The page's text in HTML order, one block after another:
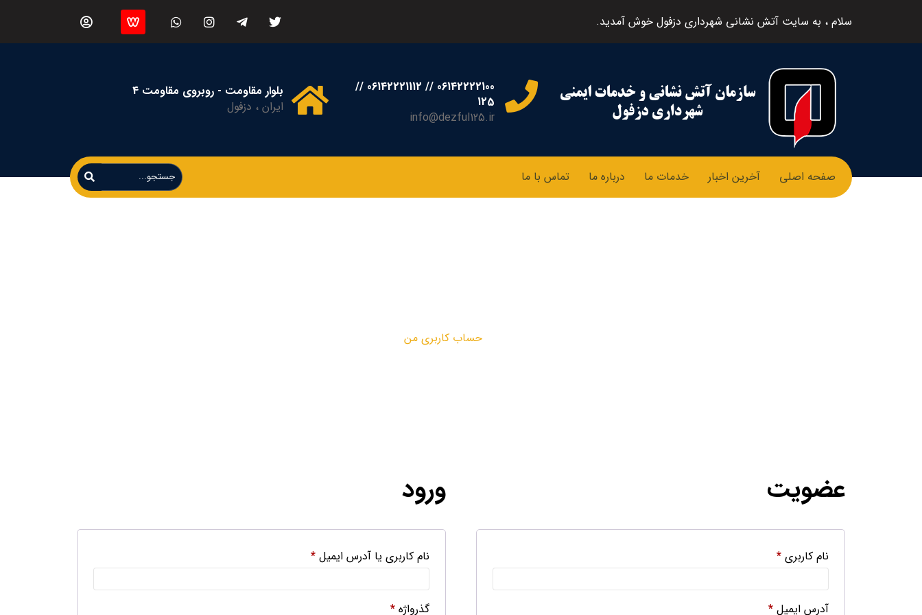
سلام ، به سایت آتش نشانی شهرداری دزفول خوش آمدید.
06142222100 // 06142221112 //
125
info@dezful125.ir
بلوار مقاومت - روبروی مقاومت 4
ایران ، دزفول
صفحه اصلی آخرین اخبار خدمات ما درباره ما تماس با ما
حساب کاربری من
ورود
نام کاربری یا آدرس ایمیل*
گذرواژه*
عضویت
نام کاربری *
آدرس ایمیل *